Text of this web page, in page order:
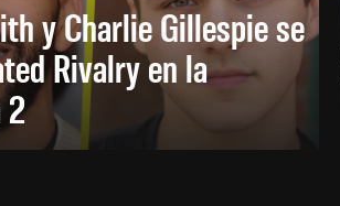
y Charlie Gillespie se
Rivalry en la
2